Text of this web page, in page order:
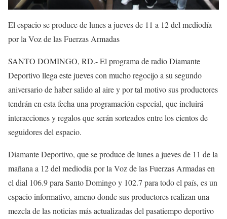
El espacio se produce de lunes a jueves de 11 a 12 del mediodía
por la Voz de las Fuerzas Armadas
SANTO DOMINGO, RD.- El programa de radio Diamante
Deportivo llega este jueves con mucho regocijo a su segundo
aniversario de haber salido al aire y por tal motivo sus productores
tendrán en esta fecha una programación especial, que incluirá
interacciones y regalos que serán sorteados entre los cientos de
seguidores del espacio.
Diamante Deportivo, que se produce de lunes a jueves de 11 de la
mañana a 12 del mediodía por la Voz de las Fuerzas Armadas en
el dial 106.9 para Santo Domingo y 102.7 para todo el país, es un
espacio informativo, ameno donde sus productores realizan una
mezcla de las noticias más actualizadas del pasatiempo deportivo